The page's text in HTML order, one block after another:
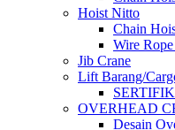
Hoist Nitto
Chain
Wire
Jib Crane
Lift Barang/
OVERHEAD
Desain